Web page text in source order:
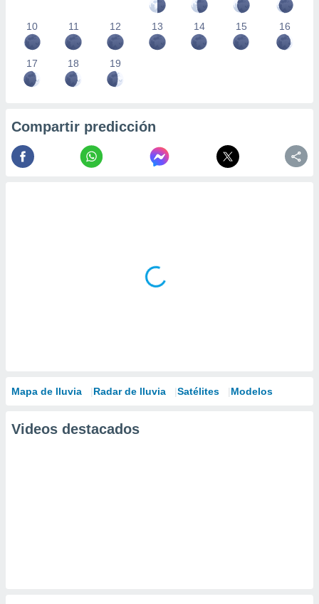
10 11 12 13 14 15 16
17 18 19
Compartir predicción
Mapa de lluvia Radar de lluvia Satélites Modelos
Videos destacados